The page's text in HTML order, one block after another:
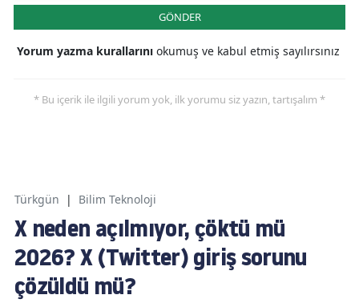
GÖNDER
Yorum yazma kurallarını okumuş ve kabul etmiş sayılırsınız
* Bu içerik ile ilgili yorum yok, ilk yorumu siz yazın, tartışalım *
Türkgün | Bilim Teknoloji
X neden açılmıyor, çöktü mü
2026? X (Twitter) giriş sorunu
çözüldü mü?